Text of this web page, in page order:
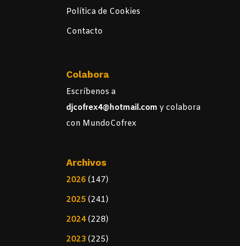
Política de Cookies
Contacto
Colabora
Escríbenos a
djcofrex4@hotmail.comy colabora
con MundoCofrex
Archivos
2026 (147)
2025 (241)
2024 (228)
2023 (225)